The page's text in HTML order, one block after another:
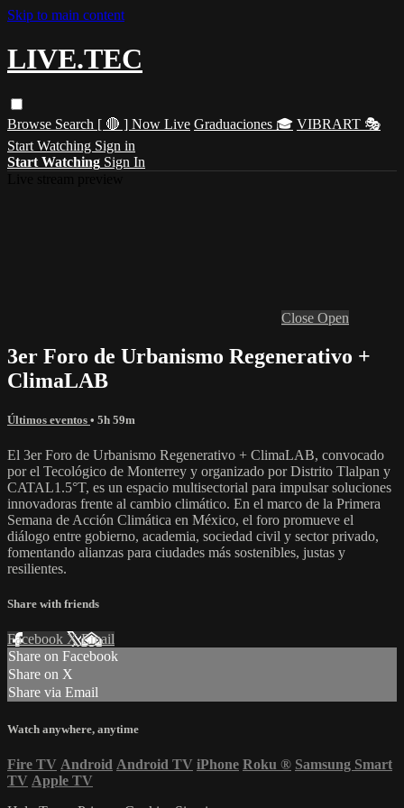
Skip to main content
LIVE.TEC
Browse Search [ 🔴 ] Now Live Graduaciones 🎓 VIBRART 🎭
Start Watching Sign in
Start Watching Sign In
Close Open
3er Foro de Urbanismo Regenerativo +
ClimaLAB
Últimos eventos • 5h 59m
El 3er Foro de Urbanismo Regenerativo + ClimaLAB, convocado
por el Tecológico de Monterrey y organizado por Distrito Tlalpan y
CATAL1.5°T, es un espacio multisectorial para impulsar soluciones
innovadoras frente al cambio climático. En el marco de la Primera
Semana de Acción Climática en México, el foro promueve el
diálogo entre gobierno, academia, sociedad civil y sector privado,
fomentando alianzas para ciudades más sostenibles, justas y
resilientes.
Share with friends
Facebook XEmail
Share on Facebook
Share on X
Share via Email
Watch anywhere, anytime
Fire TV Android Android TV iPhone Roku ® Samsung Smart
TV Apple TV